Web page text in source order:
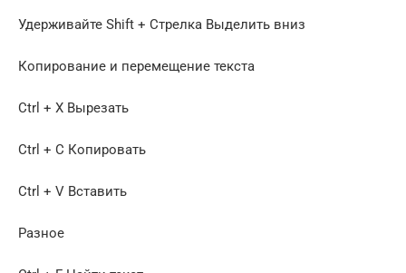
Удерживайте Shift + Стрелка Выделить вниз
Копирование и перемещение текста
Ctrl + X Вырезать
Ctrl + C Копировать
Ctrl + V Вставить
Разное